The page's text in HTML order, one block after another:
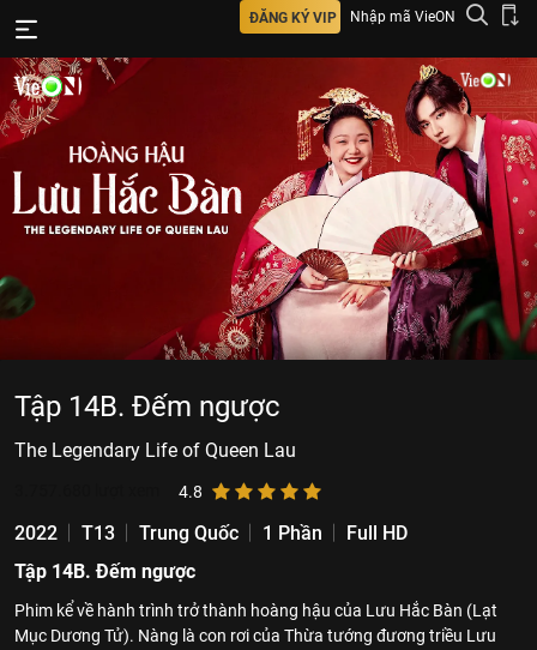
ĐĂNG KÝ VIP Nhập mã VieON
Tập 14B. Đếm ngược
The Legendary Life of Queen Lau
4.8
2022 T13 Trung Quốc 1 Phần
Full HD
Tập 14B. Đếm ngược
Phim kể về hành trình trở thành hoàng hậu của Lưu Hắc Bàn (Lạt
Mục Dương Tử). Nàng là con rơi của Thừa tướng đương triều Lưu